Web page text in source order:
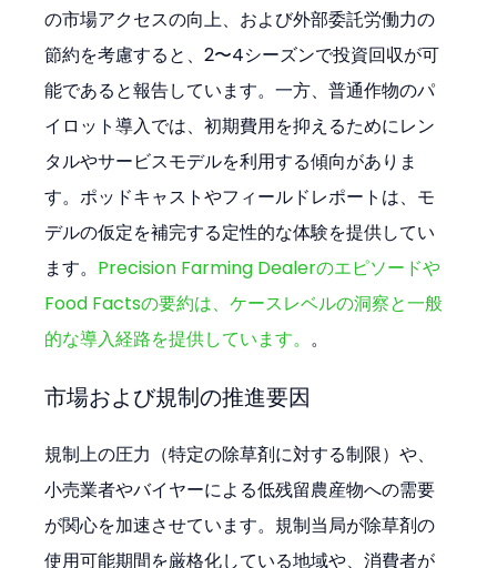
の市場アクセスの向上、および外部委託労働力の
節約を考慮すると、2〜4シーズンで投資回収が可
能であると報告しています。一方、普通作物のパ
イロット導入では、初期費用を抑えるためにレン
タルやサービスモデルを利用する傾向がありま
す。ポッドキャストやフィールドレポートは、モ
デルの仮定を補完する定性的な体験を提供してい
ます。 Precision Farming Dealerのエピソードや
Food Factsの要約は、ケースレベルの洞察と一般
的な導入経路を提供しています。 。
市場および規制の推進要因
規制上の圧力（特定の除草剤に対する制限）や、
小売業者やバイヤーによる低残留農産物への需要
が関心を加速させています。規制当局が除草剤の
使用可能期間を厳格化している地域や、消費者が